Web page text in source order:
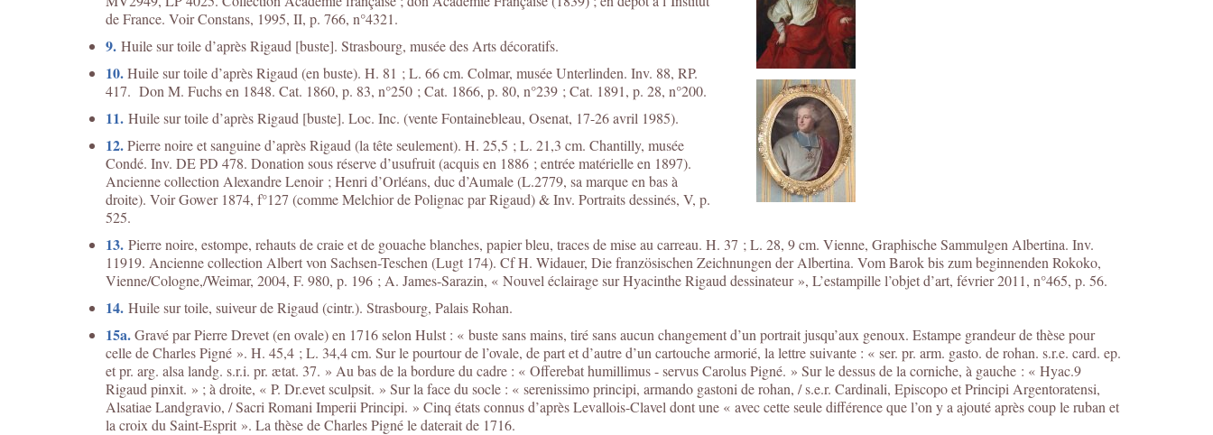
de France. Voir Constans, 1995, II, p. 766, n°4321.
9. Huile sur toile d’après Rigaud [buste]. Strasbourg, musée des Arts décoratifs.
10.Huile sur toile d’après Rigaud (en buste). H. 81 ; L. 66 cm. Colmar, musée Unterlinden. Inv. 88, RP.
417. Don M. Fuchs en 1848. Cat. 1860, p. 83, n°250 ; Cat. 1866, p. 80, n°239 ; Cat. 1891, p. 28, n°200.
11. Huile sur toile d’après Rigaud [buste]. Loc. Inc. (vente Fontainebleau, Osenat, 17-26 avril 1985).
12.Pierre noire et sanguine d’après Rigaud (la tête seulement). H. 25,5 ; L. 21,3 cm. Chantilly, musée
Condé. Inv. DE PD 478. Donation sous réserve d’usufruit (acquis en 1886 ; entrée matérielle en 1897).
Ancienne collection Alexandre Lenoir ; Henri d’Orléans, duc d’Aumale (L.2779, sa marque en bas à
droite). Voir Gower 1874, f°127 (comme Melchior de Polignac par Rigaud) & Inv. Portraits dessinés, V, p.
525.
13. Pierre noire, estompe, rehauts de craie et de gouache blanches, papier bleu, traces de mise au carreau. H. 37 ; L. 28, 9 cm. Vienne, Graphische Sammulgen Albertina. Inv.
11919. Ancienne collection Albert von Sachsen-Teschen (Lugt 174). Cf H. Widauer, Die französischen Zeichnungen der Albertina. Vom Barok bis zum beginnenden Rokoko,
Vienne/Cologne,/Weimar, 2004, F. 980, p. 196 ; A. James-Sarazin, « Nouvel éclairage sur Hyacinthe Rigaud dessinateur », L’estampille l’objet d’art, février 2011, n°465, p. 56.
14. Huile sur toile, suiveur de Rigaud (cintr.). Strasbourg, Palais Rohan.
15a.Gravé par Pierre Drevet (en ovale) en 1716 selon Hulst : « buste sans mains, tiré sans aucun changement d’un portrait jusqu’aux genoux. Estampe grandeur de thèse pour
celle de Charles Pigné ». H. 45,4 ; L. 34,4 cm. Sur le pourtour de l’ovale, de part et d’autre d’un cartouche armorié, la lettre suivante : « ser. pr. arm. gasto. de rohan. s.r.e. card. ep.
et pr. arg. alsa landg. s.r.i. pr. ætat. 37. » Au bas de la bordure du cadre : « Offerebat humillimus - servus Carolus Pigné. » Sur le dessus de la corniche, à gauche : « Hyac.9
Rigaud pinxit. » ; à droite, « P. Dr.evet sculpsit. » Sur la face du socle : « serenissimo principi, armando gastoni de rohan, / s.e.r. Cardinali, Episcopo et Principi Argentoratensi,
Alsatiae Landgravio, / Sacri Romani Imperii Principi. » Cinq états connus d’après Levallois-Clavel dont une « avec cette seule différence que l’on y a ajouté après coup le ruban et
la croix du Saint-Esprit ». La thèse de Charles Pigné le daterait de 1716.